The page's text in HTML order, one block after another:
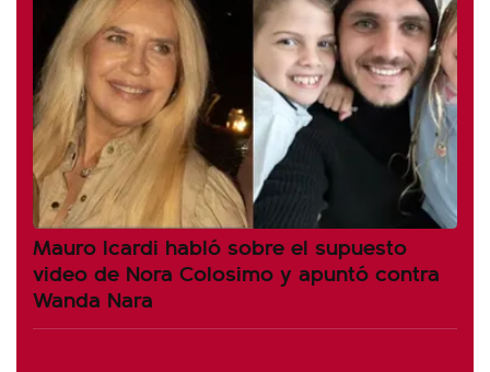
Mauro Icardi habló sobre el supuesto
video de Nora Colosimo y apuntó contra
Wanda Nara